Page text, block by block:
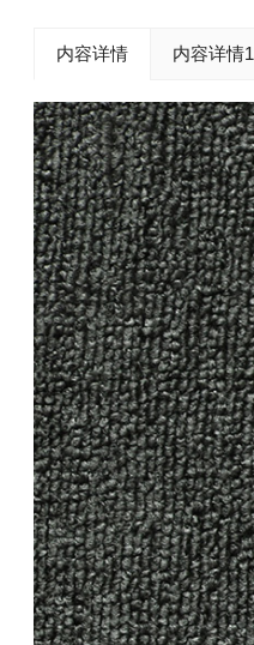
内容详情 内容详情1